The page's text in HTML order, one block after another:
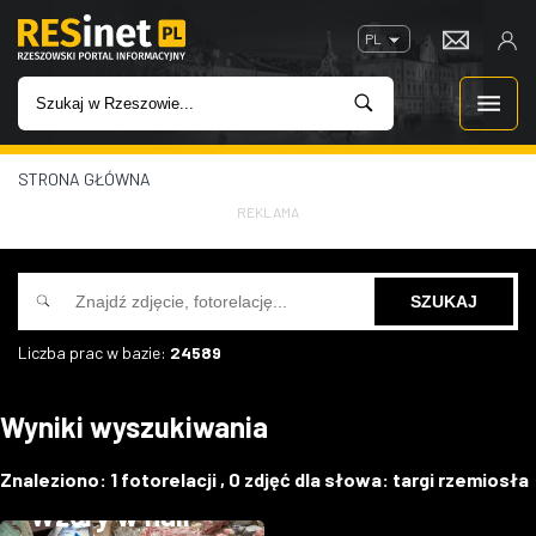
PL
WIADOMOŚCI
INWESTYCJE
IMPREZY
W KINACH
STRONA GŁÓWNA
REKLAMA
Liczba prac w bazie: 24589
Wyniki wyszukiwania
Znaleziono: 1 fotorelacji , 0 zdjęć dla słowa: targi rzemiosła
Targi rzemiosła
Wzory w hali